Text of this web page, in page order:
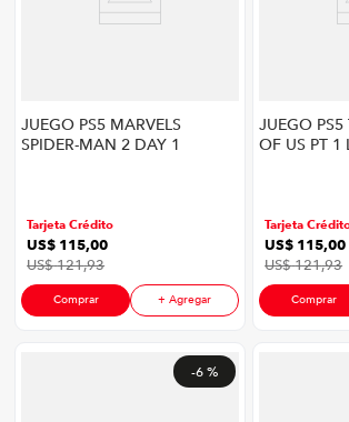
JUEGO PS5 MARVELS
SPIDER-MAN 2 DAY 1
Tarjeta Crédito
US$ 115,00
US$121,93
Comprar + Agregar
JUEGO PS5
OF US PT 1
Tarjeta
US$ 115,00
US$121,93
Comprar
-6 %